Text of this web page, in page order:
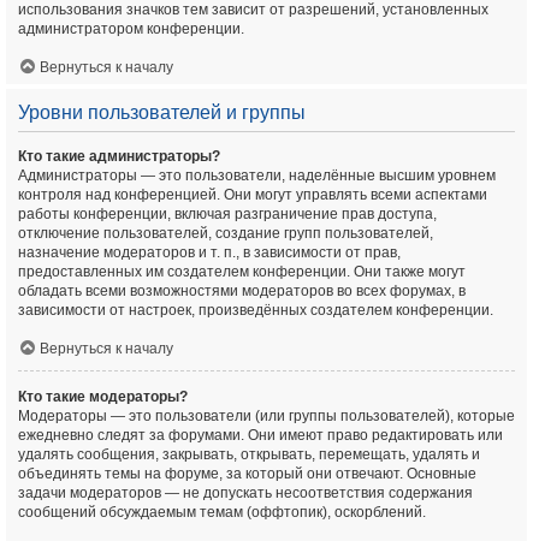
использования значков тем зависит от разрешений, установленных
администратором конференции.
Вернуться к началу
Уровни пользователей и группы
Кто такие администраторы?
Администраторы — это пользователи, наделённые высшим уровнем
контроля над конференцией. Они могут управлять всеми аспектами
работы конференции, включая разграничение прав доступа,
отключение пользователей, создание групп пользователей,
назначение модераторов и т. п., в зависимости от прав,
предоставленных им создателем конференции. Они также могут
обладать всеми возможностями модераторов во всех форумах, в
зависимости от настроек, произведённых создателем конференции.
Вернуться к началу
Кто такие модераторы?
Модераторы — это пользователи (или группы пользователей), которые
ежедневно следят за форумами. Они имеют право редактировать или
удалять сообщения, закрывать, открывать, перемещать, удалять и
объединять темы на форуме, за который они отвечают. Основные
задачи модераторов — не допускать несоответствия содержания
сообщений обсуждаемым темам (оффтопик), оскорблений.